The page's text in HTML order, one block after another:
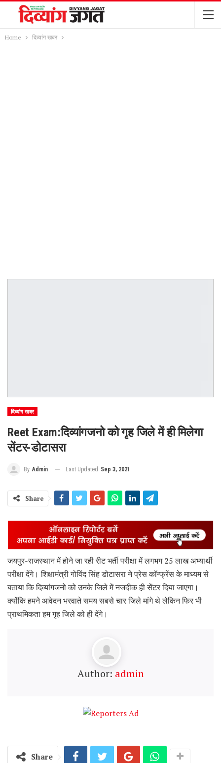
Home दिव्यांग खबर
दिव्यांग खबर
Reet Exam:दिव्यांगजनो को गृह जिले में ही मिलेगा
सेंटर-डोटासरा
By Admin Last Updated Sep 3, 2021
Share
जयपुर-राजस्थान में होने जा रही रीट भर्ती परीक्षा में लगभग 25 लाख अभ्यार्थी
परीक्षा देंगे। शिक्षामंत्री गोविंद सिंह डोटासरा ने प्रेस कॉन्फ्रेंस के माध्यम से
बताया कि दिव्यांगजनो को उनके जिले में नजदीक ही सेंटर दिया जाएगा।
क्योंकि हमने आवेदन भरवाते समय सबसे चार जिले मांगे थे लेकिन फिर भी
प्राथमिकता हम गृह जिले को ही देंगे।
Author: admin
Share